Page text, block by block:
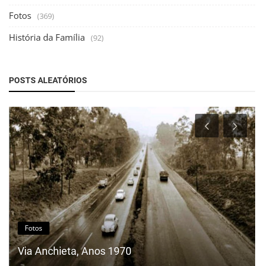
Fotos (369)
História da Família (92)
POSTS ALEATÓRIOS
Fotos
Loja Japonesa Centro de Mauá ano 1979